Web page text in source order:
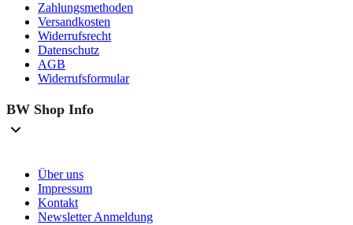
Zahlungsmethoden
Versandkosten
Widerrufsrecht
Datenschutz
AGB
Widerrufsformular
BW Shop Info
Über uns
Impressum
Kontakt
Newsletter Anmeldung